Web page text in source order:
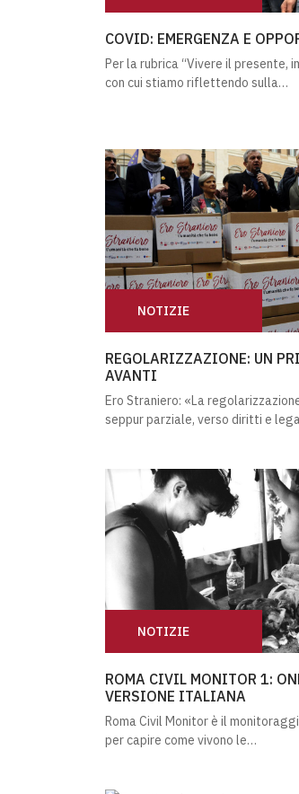
COVID: EMERGENZA E
Per la rubrica “Vivere il presente,
con cui stiamo riflettendo sulla…
NOTIZIE
REGOLARIZZAZIONE: UN
AVANTI
Ero Straniero: «La
seppur parziale, verso diritti e
NOTIZIE
ROMA CIVIL MONITOR 1:
VERSIONE ITALIANA
Roma Civil Monitor è il
per capire come vivono le…